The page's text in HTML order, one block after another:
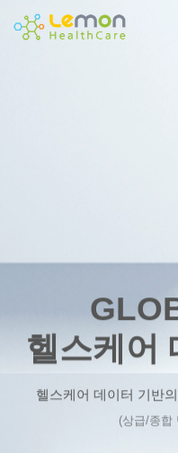
헬스케어
헬스케어 데이터 기반
(상급/종합